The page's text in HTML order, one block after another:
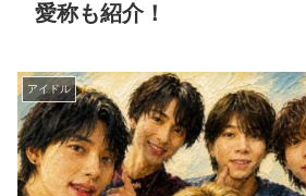
愛称も紹介！
アイドル